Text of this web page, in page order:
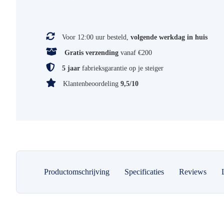
Voor 12:00 uur besteld, volgende werkdag in huis
Gratis verzending vanaf €200
5 jaar fabrieksgarantie op je steiger
Klantenbeoordeling 9,5/10
Productomschrijving Specificaties Reviews